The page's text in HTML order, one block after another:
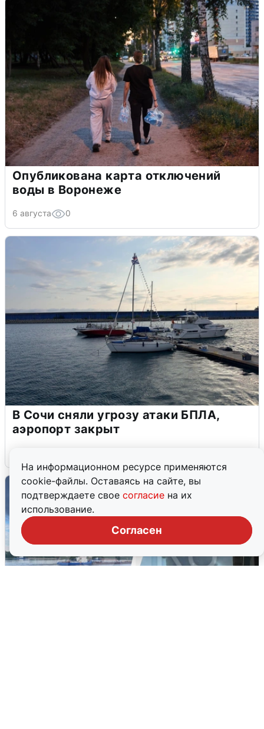
На информационном ресурсе применяются
cookie-файлы. Оставаясь на сайте, вы
подтверждаете свое согласие на их
использование.
Согласен
Опубликована карта отключений
воды в Воронеже
6 августа 0
В Сочи сняли угрозу атаки БПЛА,
аэропорт закрыт